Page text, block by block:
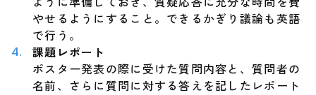
やせるようにすること。できるかぎり議論も英語
で行う。
課題レポート
ポスター発表の際に受けた質問内容と、質問者の
名前、さらに質問に対する答えを記したレポート